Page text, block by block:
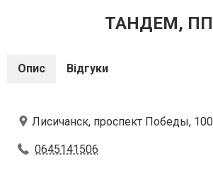
ТАНДЕМ, ПП
Опис Відгуки
Лисичанск, проспект Победы, 100
0645141506